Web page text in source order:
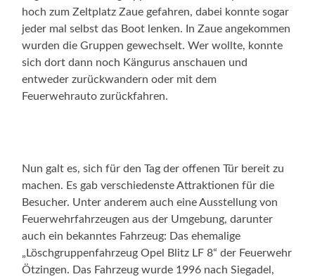
hoch zum Zeltplatz Zaue gefahren, dabei konnte sogar
jeder mal selbst das Boot lenken. In Zaue angekommen
wurden die Gruppen gewechselt. Wer wollte, konnte
sich dort dann noch Kängurus anschauen und
entweder zurückwandern oder mit dem
Feuerwehrauto zurückfahren.
Nun galt es, sich für den Tag der offenen Tür bereit zu
machen. Es gab verschiedenste Attraktionen für die
Besucher. Unter anderem auch eine Ausstellung von
Feuerwehrfahrzeugen aus der Umgebung, darunter
auch ein bekanntes Fahrzeug: Das ehemalige
„Löschgruppenfahrzeug Opel Blitz LF 8“ der Feuerwehr
Ötzingen. Das Fahrzeug wurde 1996 nach Siegadel,